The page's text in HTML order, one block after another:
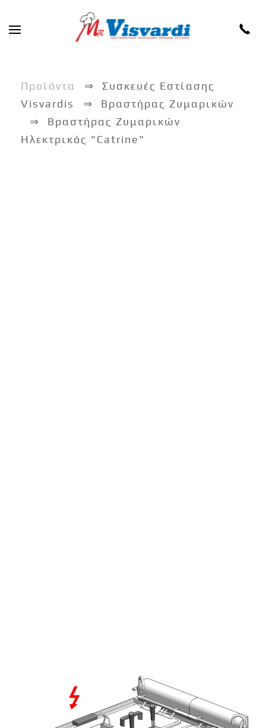
Skip to main content
Προϊόντα
Συσκευές Εστίασης
Visvardis
Βραστήρας Ζυμαρικών
Βραστήρας Ζυμαρικών
Ηλεκτρικός "Catrine"